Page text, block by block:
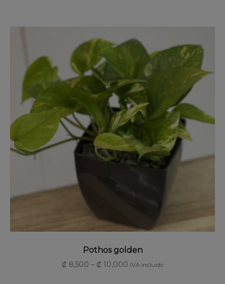
SELECCIONAR OPCIONES
Pothos golden
₡ 8,500 – ₡ 10,000 IVA incluido